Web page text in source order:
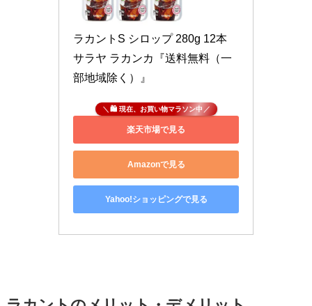
ラカントS シロップ 280g 12本
サラヤ ラカンカ『送料無料（一
部地域除く）』
🛍 現在、お買い物マラソン中
楽天市場で見る
Amazonで見る
Yahoo!ショッピングで見る